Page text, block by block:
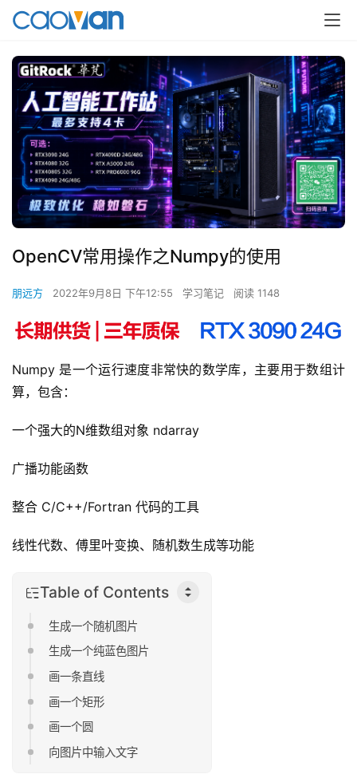
OpenCV常用操作之Numpy的使用
朋远方 2022年9月8日 下午12:55 学习笔记 阅读 1148
Numpy 是一个运行速度非常快的数学库，主要用于数组计
算，包含：
一个强大的N维数组对象 ndarray
广播功能函数
整合 C/C++/Fortran 代码的工具
线性代数、傅里叶变换、随机数生成等功能
Table of Contents
生成一个随机图片
生成一个纯蓝色图片
画一条直线
画一个矩形
画一个圆
向图片中输入文字